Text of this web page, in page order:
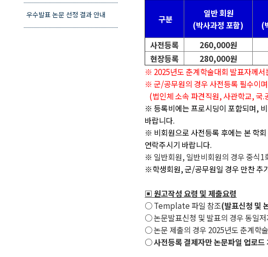
우수발표 논문 선정 결과 안내 구분
일반 회원
(박사과정 포함)
(
사전등록
260,000원
현장등록
280,000원
※ 2025년도 춘계학술대회 발표자께서
※ 군/공무원의 경우 사전등록 필수이
(법인체 소속 파견직원, 사관학교, 국
※ 등록비에는 프로시딩이 포함되며,
바랍니다.
※ 비회원으로 사전등록 후에는 본 학
연락주시기 바랍니다.
※ 일반회원, 일반비회원의 경우 중식
※학생회원, 군/공무원일 경우 만찬 추
▣ 원고작성 요령 및 제출요령
○ Template 파일 참조(발표신청 및
○ 논문발표신청 및 발표의 경우 동일
○ 논문 제출의 경우 2025년도 춘계학
○사전등록 결제자만 논문파일 업로